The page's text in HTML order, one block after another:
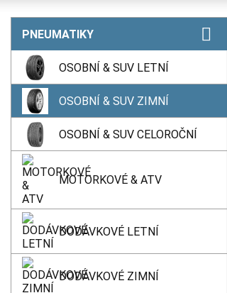
PNEUMATIKY
OSOBNÍ & SUV LETNÍ
OSOBNÍ & SUV ZIMNÍ
OSOBNÍ & SUV CELOROČNÍ
MOTORKOVÉ & ATV
DODÁVKOVÉ LETNÍ
DODÁVKOVÉ ZIMNÍ